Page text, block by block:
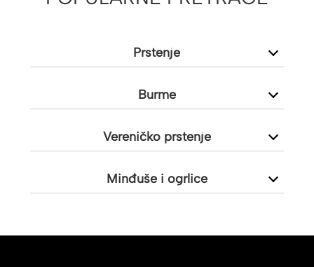
Prstenje
Burme
Vereničko prstenje
Minđuše i ogrlice